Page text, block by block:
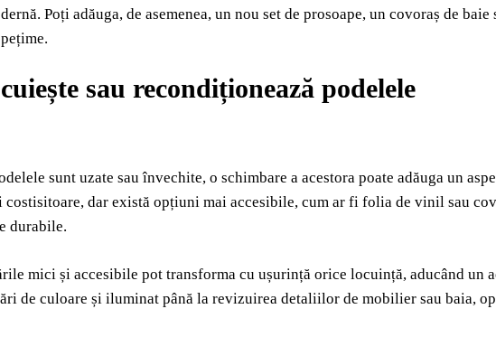
Poți adăuga, de asemenea, un nou set de prosoape, un covoraș de
sau recondiționează podelele
sunt uzate sau învechite, o schimbare a acestora poate adăuga un
costisitoare, dar există opțiuni mai accesibile, cum ar fi folia de vinil sau
durabile.
mici și accesibile pot transforma cu ușurință orice locuință, aducând un
de culoare și iluminat până la revizuirea detaliilor de mobilier sau baia,